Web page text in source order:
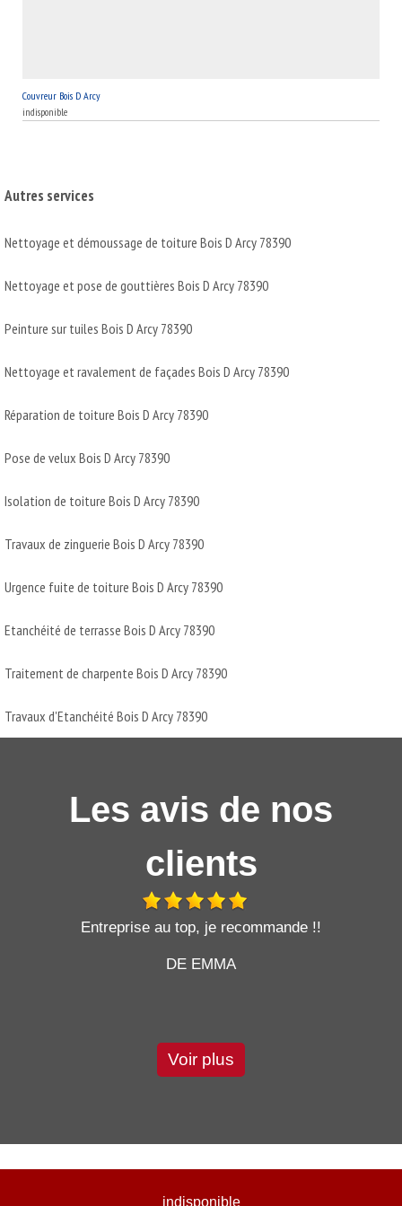
Couvreur Bois D Arcy
indisponible
Autres services
Nettoyage et démoussage de toiture Bois D Arcy 78390
Nettoyage et pose de gouttières Bois D Arcy 78390
Peinture sur tuiles Bois D Arcy 78390
Nettoyage et ravalement de façades Bois D Arcy 78390
Réparation de toiture Bois D Arcy 78390
Pose de velux Bois D Arcy 78390
Isolation de toiture Bois D Arcy 78390
Travaux de zinguerie Bois D Arcy 78390
Urgence fuite de toiture Bois D Arcy 78390
Etanchéité de terrasse Bois D Arcy 78390
Traitement de charpente Bois D Arcy 78390
Travaux d'Etanchéité Bois D Arcy 78390
Les avis de nos
clients
Entreprise au top, je recommande !!
DE EMMA
Voir plus
indisponible